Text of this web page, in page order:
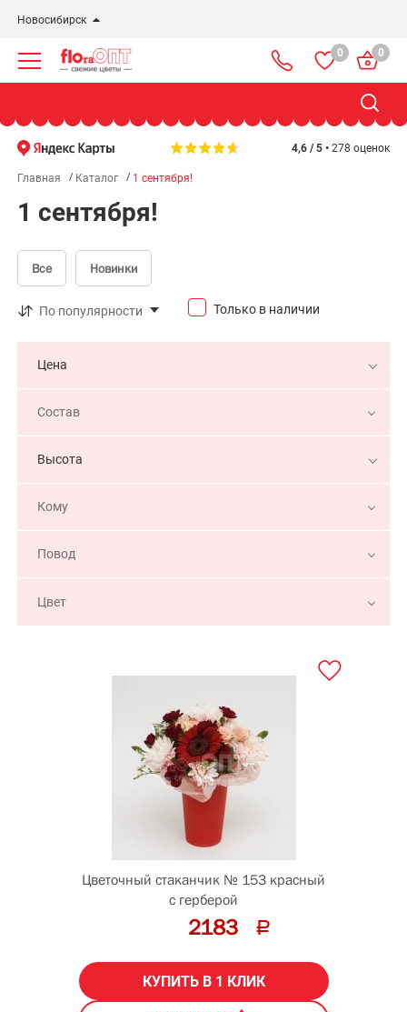
Новосибирск
Новосибирск
Бердск
0 0
4,6 / 5 • 278 оценок
Главная Каталог 1 сентября!
1 сентября!
Все Новинки
По популярности Только в наличии
Цена
Состав
Высота
Кому
Повод
Цвет
Цветочный стаканчик № 153 красный
с герберой
2183
КУПИТЬ В 1 КЛИК